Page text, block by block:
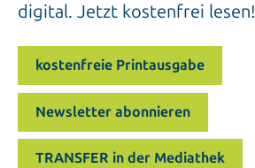
digital. Jetzt kostenfrei lesen!
kostenfreie Printausgabe
Newsletter abonnieren
TRANSFER in der Mediathek